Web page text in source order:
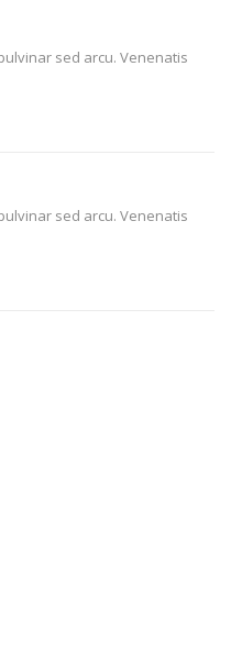
sed arcu. Venenatis
sed arcu. Venenatis